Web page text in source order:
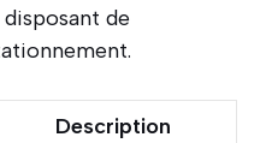
de
Description